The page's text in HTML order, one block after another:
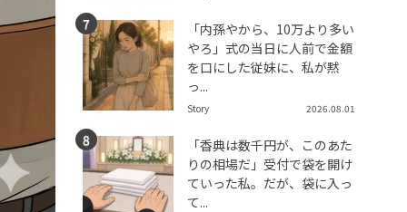
「内孫やから、10万より多い
やろ」式の当日に人前で金額
を口にした従妹に、私が黙
っ...
Story 2026.08.01
「香典は数千円が、このあた
りの相場だ」受付で袋を開け
ていった私。だが、袋に入っ
て...